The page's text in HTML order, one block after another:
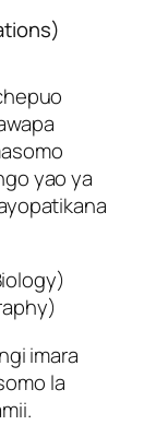
yao ya
imara
la